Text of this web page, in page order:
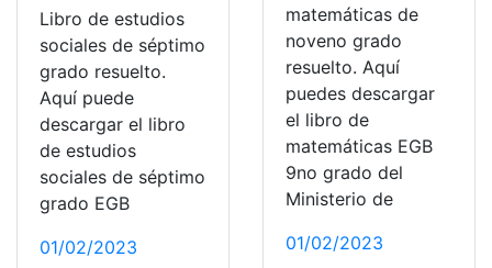
Libro de estudios
sociales de séptimo
grado resuelto.
Aquí puede
descargar el libro
de estudios
sociales de séptimo
grado EGB
01/02/2023
matemáticas de
noveno grado
resuelto. Aquí
puedes descargar
el libro de
matemáticas EGB
9no grado del
Ministerio de
01/02/2023